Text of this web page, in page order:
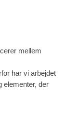
mellem
har vi arbejdet
elementer, der